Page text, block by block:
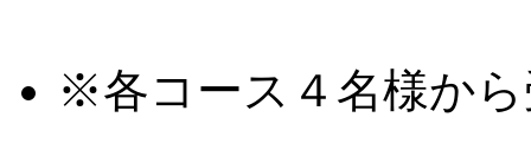
※各コース４名様か